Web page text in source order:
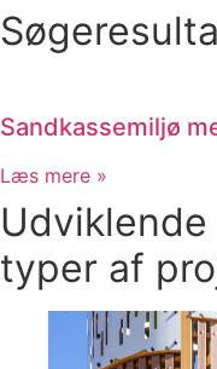
Sandkassemiljø
Læs mere »
typer af